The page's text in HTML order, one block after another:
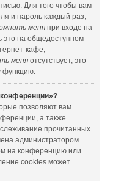
Для того чтобы вам
и пароль каждый раз,
меня при входе на
это на общедоступном
кафе,
меня отсутствует, это
функцию.
позволяют вам
а также
прочитанных
администратором.
на конференцию или
cookies может